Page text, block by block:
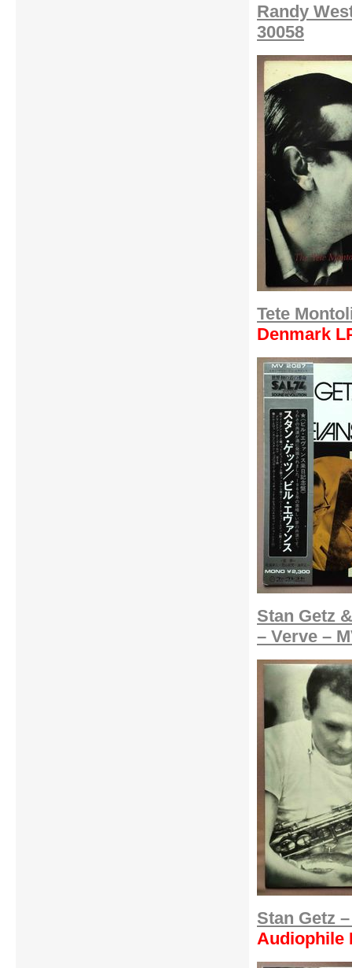
Randy
30058
Tete
Denmark
Stan Getz
‎– Verve ‎–
Stan Getz
Audiophile